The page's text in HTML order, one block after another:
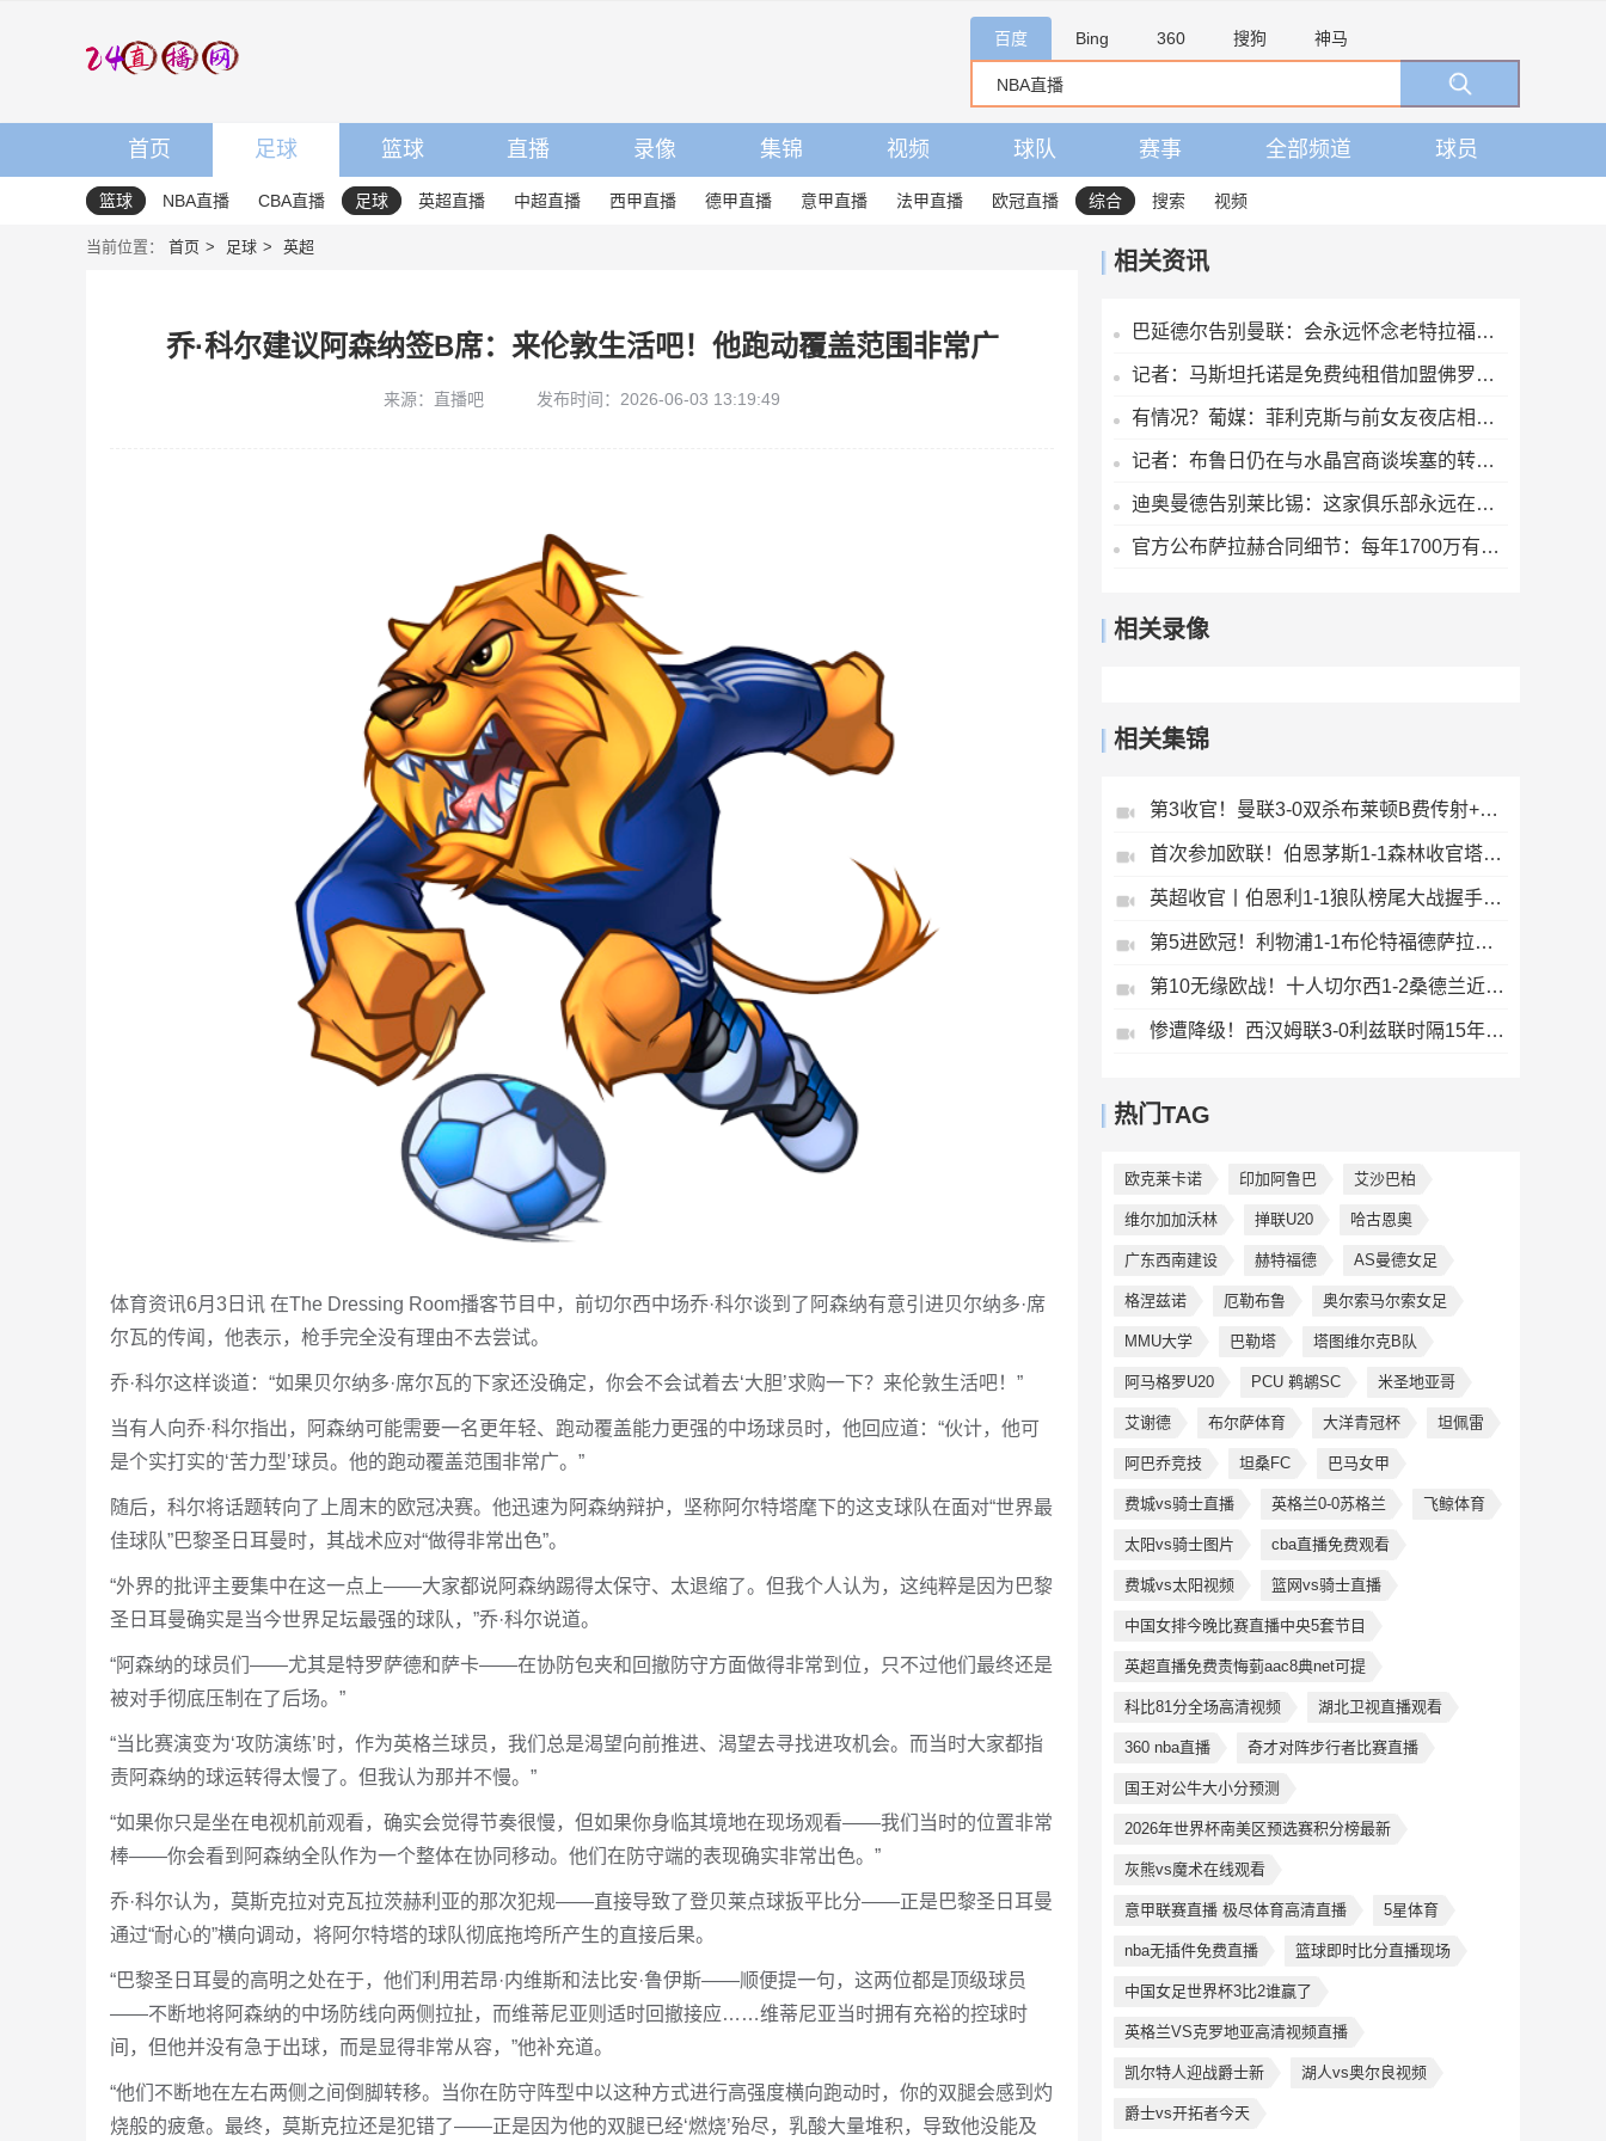
百度 Bing 360 搜狗 神马
首页 足球 篮球 直播 录像 集锦 视频 球队 赛事 全部频道 球员
篮球 NBA直播 CBA直播 足球 英超直播 中超直播 西甲直播 德甲直播 意甲直播 法甲直播 欧冠直播 综合 搜索 视频
当前位置： 首页 足球 英超
乔·科尔建议阿森纳签B席：来伦敦生活吧！他跑动覆盖范围非常广
来源：直播吧 发布时间：2026-06-03 13:19:49
体育资讯6月3日讯 在The Dressing Room播客节目中，前切尔西中场乔·科尔谈到了阿森纳有意引进贝尔纳多·席
尔瓦的传闻，他表示，枪手完全没有理由不去尝试。
乔·科尔这样谈道：“如果贝尔纳多·席尔瓦的下家还没确定，你会不会试着去‘大胆’求购一下？来伦敦生活吧！”
当有人向乔·科尔指出，阿森纳可能需要一名更年轻、跑动覆盖能力更强的中场球员时，他回应道：“伙计，他可
是个实打实的‘苦力型’球员。他的跑动覆盖范围非常广。”
随后，科尔将话题转向了上周末的欧冠决赛。他迅速为阿森纳辩护，坚称阿尔特塔麾下的这支球队在面对“世界最
佳球队”巴黎圣日耳曼时，其战术应对“做得非常出色”。
“外界的批评主要集中在这一点上——大家都说阿森纳踢得太保守、太退缩了。但我个人认为，这纯粹是因为巴黎
圣日耳曼确实是当今世界足坛最强的球队，”乔·科尔说道。
“阿森纳的球员们——尤其是特罗萨德和萨卡——在协防包夹和回撤防守方面做得非常到位，只不过他们最终还是
被对手彻底压制在了后场。”
“当比赛演变为‘攻防演练’时，作为英格兰球员，我们总是渴望向前推进、渴望去寻找进攻机会。而当时大家都指
责阿森纳的球运转得太慢了。但我认为那并不慢。”
“如果你只是坐在电视机前观看，确实会觉得节奏很慢，但如果你身临其境地在现场观看——我们当时的位置非常
棒——你会看到阿森纳全队作为一个整体在协同移动。他们在防守端的表现确实非常出色。”
乔·科尔认为，莫斯克拉对克瓦拉茨赫利亚的那次犯规——直接导致了登贝莱点球扳平比分——正是巴黎圣日耳曼
通过“耐心的”横向调动，将阿尔特塔的球队彻底拖垮所产生的直接后果。
“巴黎圣日耳曼的高明之处在于，他们利用若昂·内维斯和法比安·鲁伊斯——顺便提一句，这两位都是顶级球员
——不断地将阿森纳的中场防线向两侧拉扯，而维蒂尼亚则适时回撤接应……维蒂尼亚当时拥有充裕的控球时
间，但他并没有急于出球，而是显得非常从容，”他补充道。
“他们不断地在左右两侧之间倒脚转移。当你在防守阵型中以这种方式进行高强度横向跑动时，你的双腿会感到灼
烧般的疲惫。最终，莫斯克拉还是犯错了——正是因为他的双腿已经‘燃烧’殆尽，乳酸大量堆积，导致他没能及
相关资讯
巴延德尔告别曼联：会永远怀念老特拉福德，我的心与你们同在
记者：马斯坦托诺是免费纯租借加盟佛罗伦萨，后者承担全额薪水
有情况？葡媒：菲利克斯与前女友夜店相遇，交谈后社媒再次互关
记者：布鲁日仍在与水晶宫商谈埃塞的转会交易
迪奥曼德告别莱比锡：这家俱乐部永远在我心中占据特殊位置
官方公布萨拉赫合同细节：每年1700万有保障收入+奖金+20%肖像权
相关录像
相关集锦
第3收官！曼联3-0双杀布莱顿B费传射+21助破纪录独享英超助攻王
首次参加欧联！伯恩茅斯1-1森林收官塔韦尼耶救主怀特远射破门
英超收官丨伯恩利1-1狼队榜尾大战握手言和两队双双降入英冠
第5进欧冠！利物浦1-1布伦特福德萨拉赫、罗伯逊结束9年红军生涯
第10无缘欧战！十人切尔西1-2桑德兰近9轮仅1胜桑德兰第7进欧战
惨遭降级！西汉姆联3-0利兹联时隔15年再度降级至英冠
热门TAG
欧克莱卡诺 印加阿鲁巴 艾沙巴柏
维尔加加沃林 掸联U20 哈古恩奧
广东西南建设 赫特福德 AS曼德女足
格涅兹诺 厄勒布鲁 奥尔索马尔索女足
MMU大学 巴勒塔 塔图维尔克B队
阿马格罗U20 PCU 鹈鹕SC 米圣地亚哥
艾谢德 布尔萨体育 大洋青冠杯 坦佩雷
阿巴乔竞技 坦桑FC 巴马女甲
费城vs骑士直播 英格兰0-0苏格兰 飞鲸体育
太阳vs骑士图片 cba直播免费观看
费城vs太阳视频 篮网vs骑士直播
中国女排今晚比赛直播中央5套节目
英超直播免费责悔菿aac8典net可提
科比81分全场高清视频 湖北卫视直播观看
360 nba直播 奇才对阵步行者比赛直播
国王对公牛大小分预测
2026年世界杯南美区预选赛积分榜最新
灰熊vs魔术在线观看
意甲联赛直播 极尽体育高清直播 5星体育
nba无插件免费直播 篮球即时比分直播现场
中国女足世界杯3比2谁赢了
英格兰VS克罗地亚高清视频直播
凯尔特人迎战爵士新 湖人vs奥尔良视频
爵士vs开拓者今天